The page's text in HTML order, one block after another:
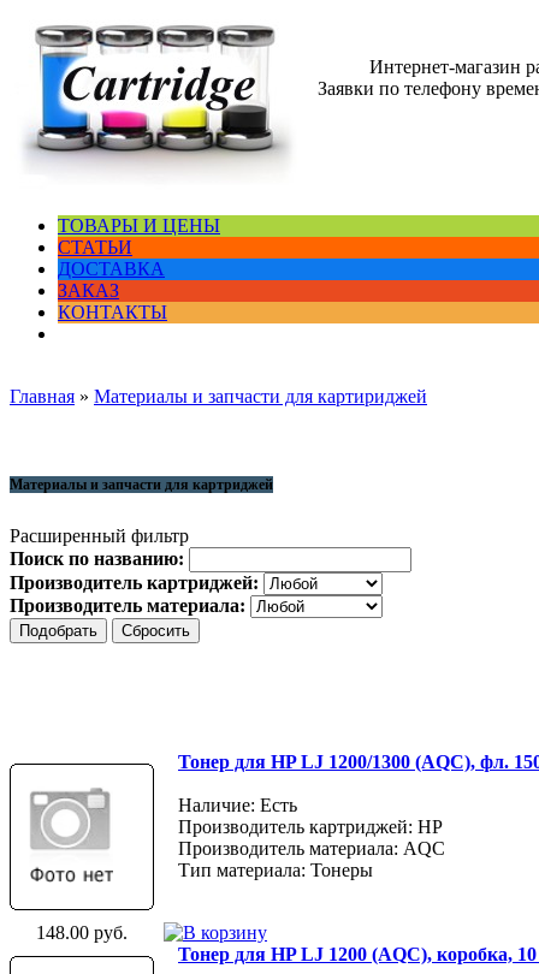
Интернет-магазин
Заявки по телефону
ТОВАРЫ И ЦЕНЫ
СТАТЬИ
ДОСТАВКА
ЗАКАЗ
КОНТАКТЫ
Главная » Материалы и запчасти для картириджей
Материалы и запчасти для картриджей
Расширенный фильтр
Поиск по названию:
Производитель картриджей:
Производитель материала:
Тонер для HP LJ 1200/1300 (AQC), фл.
Наличие: Есть
Производитель картриджей: HP
Производитель материала: AQC
Тип материала: Тонеры
148.00 руб.
Тонер для HP LJ 1200 (AQC), коробка, 10